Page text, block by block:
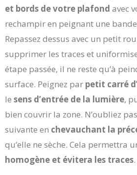
et bords de votre plafond avec
rechampir en peignant une
Repassez dessus avec un petit
supprimer les traces et
étape passée, il ne reste qu’à
surface. Peignez par petit carré
le sens d’entrée de la lumière,
bien couvrir la zone. N’oubliez
suivante en chevauchant la
qu’elle ne sèche. Cela permettra
homogène et évitera les traces.